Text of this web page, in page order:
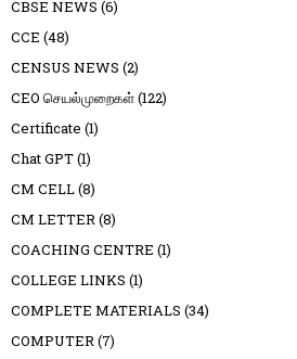
CBSE NEWS (6)
CCE (48)
CENSUS NEWS (2)
CEO செயல்முறைகள்(122)
Certificate (1)
Chat GPT(1)
CM CELL(8)
CM LETTER(8)
COACHING CENTRE (1)
COLLEGE LINKS (1)
COMPLETE MATERIALS (34)
COMPUTER(7)